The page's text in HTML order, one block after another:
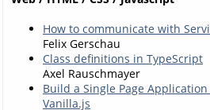
How to communicate with
Felix Gerschau
Class definitions in TypeScript
Axel Rauschmayer
Build a Single Page Application
Vanilla.js